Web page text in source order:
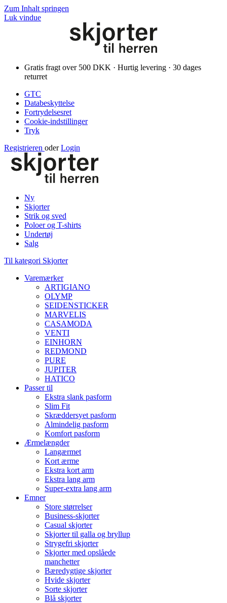
Zum Inhalt springen
Luk vindue
Gratis fragt over 500 DKK · Hurtig levering · 30 dages
returret
GTC
Databeskyttelse
Fortrydelsesret
Cookie-indstillinger
Tryk
Registrieren oder Login
Ny
Skjorter
Strik og sved
Poloer og T-shirts
Undertøj
Salg
Til kategori Skjorter
Varemærker
ARTIGIANO
OLYMP
SEIDENSTICKER
MARVELIS
CASAMODA
VENTI
EINHORN
REDMOND
PURE
JUPITER
HATICO
Passer til
Ekstra slank pasform
Slim Fit
Skræddersyet pasform
Almindelig pasform
Komfort pasform
Ærmelængder
Langærmet
Kort ærme
Ekstra kort arm
Ekstra lang arm
Super-extra lang arm
Emner
Store størrelser
Business-skjorter
Casual skjorter
Skjorter til galla og bryllup
Strygefri skjorter
Skjorter med opslåede
manchetter
Bæredygtige skjorter
Hvide skjorter
Sorte skjorter
Blå skjorter